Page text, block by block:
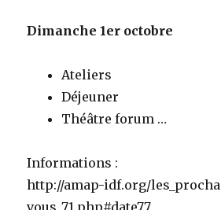
Dimanche 1er octobre
Ateliers
Déjeuner
Théâtre forum …
Informations :
http://amap-idf.org/